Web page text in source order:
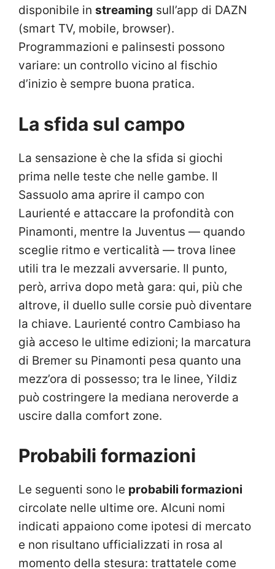
disponibile in streaming sull’app di DAZN
(smart TV, mobile, browser).
Programmazioni e palinsesti possono
variare: un controllo vicino al fischio
d’inizio è sempre buona pratica.
La sfida sul campo
La sensazione è che la sfida si giochi
prima nelle teste che nelle gambe. Il
Sassuolo ama aprire il campo con
Laurienté e attaccare la profondità con
Pinamonti, mentre la Juventus — quando
sceglie ritmo e verticalità — trova linee
utili tra le mezzali avversarie. Il punto,
però, arriva dopo metà gara: qui, più che
altrove, il duello sulle corsie può diventare
la chiave. Laurienté contro Cambiaso ha
già acceso le ultime edizioni; la marcatura
di Bremer su Pinamonti pesa quanto una
mezz’ora di possesso; tra le linee, Yildiz
può costringere la mediana neroverde a
uscire dalla comfort zone.
Probabili formazioni
Le seguenti sono le probabili formazioni
circolate nelle ultime ore. Alcuni nomi
indicati appaiono come ipotesi di mercato
e non risultano ufficializzati in rosa al
momento della stesura: trattatele come